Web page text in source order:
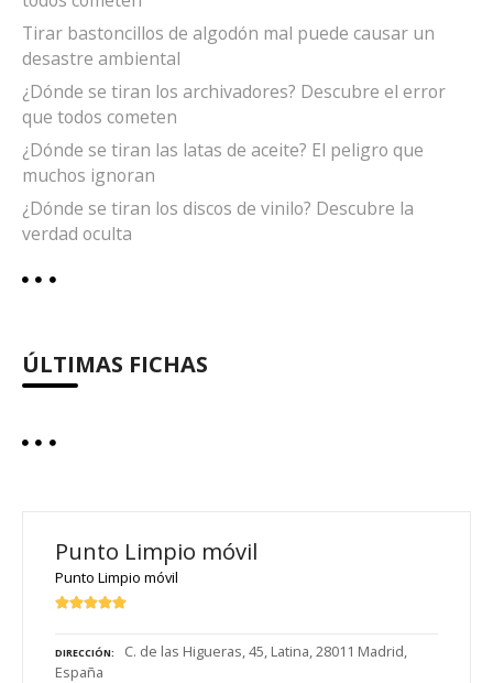
Tirar bastoncillos de algodón mal puede causar un
desastre ambiental
¿Dónde se tiran los archivadores? Descubre el error
que todos cometen
¿Dónde se tiran las latas de aceite? El peligro que
muchos ignoran
¿Dónde se tiran los discos de vinilo? Descubre la
verdad oculta
ÚLTIMAS FICHAS
Punto Limpio móvil
Punto Limpio móvil
DIRECCIÓN
C. de las Higueras, 45, Latina, 28011 Madrid,
España